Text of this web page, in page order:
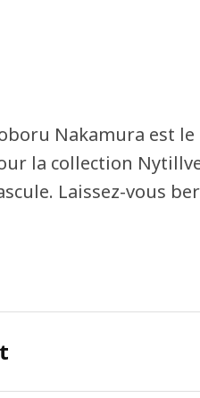
Nakamura est
la collection
Laissez-vous